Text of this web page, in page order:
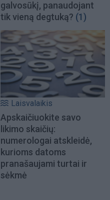
galvosūkį, panaudojant
tik vieną degtuką? (1)
Laisvalaikis
Apskaičiuokite savo
likimo skaičių:
numerologai atskleidė,
kurioms datoms
pranašaujami turtai ir
sėkmė